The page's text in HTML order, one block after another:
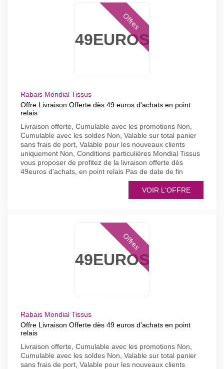
49EUROS
Offres
Rabais Mondial Tissus
Offre Livraison Offerte dès 49 euros d'achats en point
relais
Livraison offerte, Cumulable avec les promotions Non,
Cumulable avec les soldes Non, Valable sur total panier
sans frais de port, Valable pour les nouveaux clients
uniquement Non, Conditions particulières Mondial Tissus
vous proposer de profitez de la livraison offerte dès
49euros d'achats, en point relais Pas de date de fin
VOIR L'OFFRE
49EUROS
Offres
Rabais Mondial Tissus
Offre Livraison Offerte dès 49 euros d'achats en point
relais
Livraison offerte, Cumulable avec les promotions Non,
Cumulable avec les soldes Non, Valable sur total panier
sans frais de port, Valable pour les nouveaux clients